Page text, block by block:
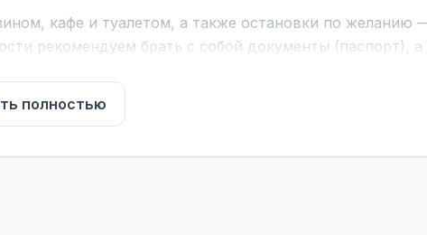
кафе и туалетом, а также остановки по желанию
рекомендуем брать с собой документы (паспорт), а
регулировка сидений, кондиционер, отопление,
стюарды. У нас
не нужно.
прибытия, время в пути и цену. Кнопка «Детали
полностью